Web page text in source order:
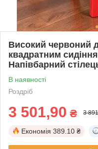
Високий червоний
квадратним
Напівбарний
В наявності
Роздріб
3 501,90 ₴ 3
Економія 389.10 ₴